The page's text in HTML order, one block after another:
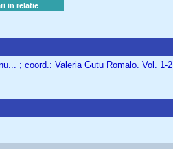
in relatie
; coord.: Valeria Gutu Romalo. Vol. 1-2